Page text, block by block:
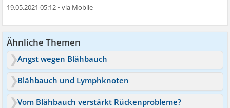
19.05.2021 05:12 •
Ähnliche Themen
Angst wegen Blähbauch
Blähbauch und Lymphknoten
Vom Blähbauch verstärkt Rückenprobleme?